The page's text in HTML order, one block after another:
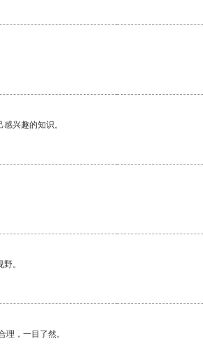
兴趣的知识。
。
，一目了然。